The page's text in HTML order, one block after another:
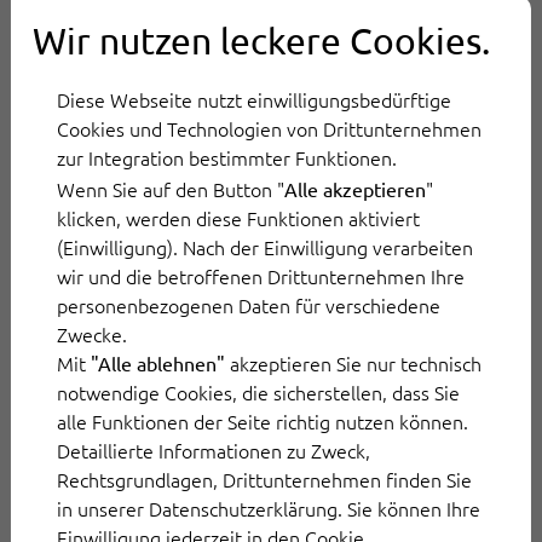
Wir nutzen leckere Cookies.
Diese Webseite nutzt einwilligungsbedürftige
Cookies und Technologien von Drittunternehmen
zur Integration bestimmter Funktionen.
Wenn Sie auf den Button "Alle akzeptieren"
klicken, werden diese Funktionen aktiviert
(Einwilligung). Nach der Einwilligung verarbeiten
wir und die betroffenen Drittunternehmen Ihre
personenbezogenen Daten für verschiedene
Zwecke.
Mit "Alle ablehnen" akzeptieren Sie nur technisch
notwendige Cookies, die sicherstellen, dass Sie
alle Funktionen der Seite richtig nutzen können.
Detaillierte Informationen zu Zweck,
Rechtsgrundlagen, Drittunternehmen finden Sie
in unserer Datenschutzerklärung. Sie können Ihre
Einwilligung jederzeit in den Cookie
Mülheim-Kärlich, Deutschland
ThinkOwl Europe GmbH
Carl-Benz-Straße 10-12
56218 Mülheim-Kärlich
Deutschland
E-Mail an ThinkOwl Deutschland